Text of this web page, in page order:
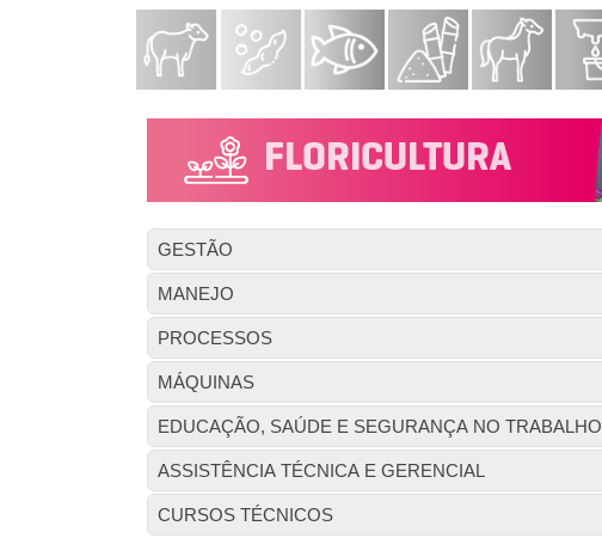
GESTÃO
MANEJO
PROCESSOS
MÁQUINAS
EDUCAÇÃO, SAÚDE E SEGURANÇA NO TRABALHO
ASSISTÊNCIA TÉCNICA E GERENCIAL
CURSOS TÉCNICOS